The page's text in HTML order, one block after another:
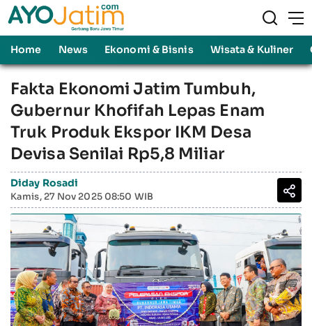
Home News Ekonomi & Bisnis Wisata & Kuliner
Fakta Ekonomi Jatim Tumbuh,
Gubernur Khofifah Lepas Enam
Truk Produk Ekspor IKM Desa
Devisa Senilai Rp5,8 Miliar
Diday Rosadi
Kamis, 27 Nov 2025 08:50 WIB